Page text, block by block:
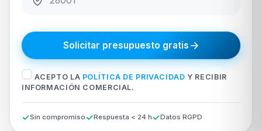
Solicitar presupuesto gratis
ACEPTO LA POLÍTICA DE PRIVACIDAD Y RECIBIR
INFORMACIÓN COMERCIAL.
Sin compromiso Respuesta < 24 h Datos RGPD